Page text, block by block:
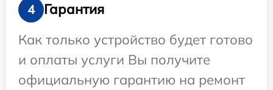
4
Гарантия
Как только устройство будет готово
и оплаты услуги Вы получите
официальную гарантию на ремонт